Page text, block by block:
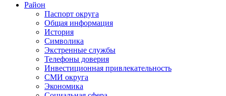
Район
Паспорт округа
Общая информация
История
Символика
Экстренные службы
Телефоны доверия
Инвестиционная привлекательность
СМИ округа
Экономика